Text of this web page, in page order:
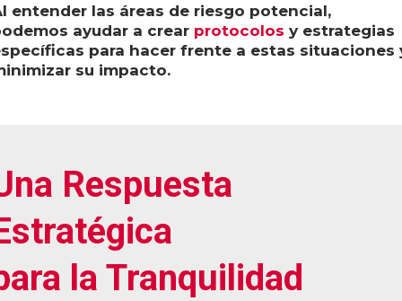
entender las áreas de riesgo potencial,
ayudar a crear protocolos y estrategias
para hacer frente a estas situaciones
su impacto.
Respuesta
la Tranquilidad